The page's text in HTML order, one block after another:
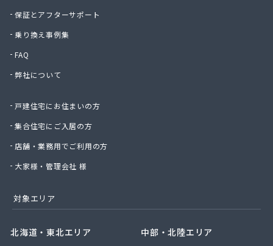
株式会社宇佐美プロパン
株式会社下林
株式会社桑原商事
株式会社元久商店
株式会社古田商店
株式会社三好ガス
株式会社山源服部商会
株式会社山新プロパン部
株式会社山田幸一商店
株式会社小林本店
保証とアフターサポート
乗り換え事例集
FAQ
弊社について
戸建住宅にお住まいの方
集合住宅にご入居の方
店舗・業務用でご利用の方
大家様・管理会社 様
対象エリア
北海道・東北エリア
中部・北陸エリア